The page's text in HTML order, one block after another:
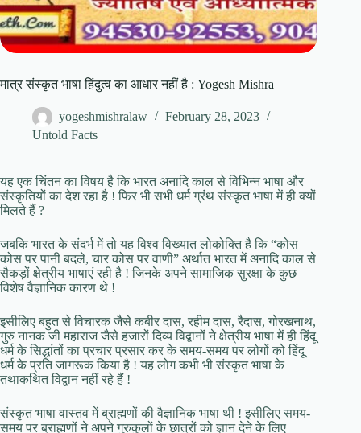
मात्र संस्कृत भाषा हिंदुत्व का आधार नहीं है : Yogesh Mishra
yogeshmishralaw
February 28, 2023
Untold Facts
यह एक चिंतन का विषय है कि भारत अनादि काल से विभिन्न भाषा और
संस्कृतियों का देश रहा है ! फिर भी सभी धर्म ग्रंथ संस्कृत भाषा में ही क्यों
मिलते हैं ?
जबकि भारत के संदर्भ में तो यह विश्व विख्यात लोकोक्ति है कि “कोस
कोस पर पानी बदले, चार कोस पर वाणी” अर्थात भारत में अनादि काल से
सैकड़ों क्षेत्रीय भाषाएं रही है ! जिनके अपने सामाजिक सुरक्षा के कुछ
विशेष वैज्ञानिक कारण थे !
इसीलिए बहुत से विचारक जैसे कबीर दास, रहीम दास, रैदास, गोरखनाथ,
गुरु नानक जी महाराज जैसे हजारों दिव्य विद्वानों ने क्षेत्रीय भाषा में ही हिंदू
धर्म के सिद्धांतों का प्रचार प्रसार कर के समय-समय पर लोगों को हिंदू
धर्म के प्रति जागरूक किया है ! यह लोग कभी भी संस्कृत भाषा के
तथाकथित विद्वान नहीं रहे हैं !
संस्कृत भाषा वास्तव में ब्राह्मणों की वैज्ञानिक भाषा थी ! इसीलिए समय-
समय पर ब्राह्मणों ने अपने गुरुकुलों के छात्रों को ज्ञान देने के लिए